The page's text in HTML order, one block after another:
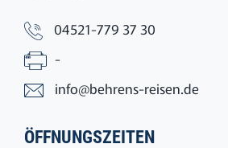
04521-779 37 30
-
info@behrens-reisen.de
ÖFFNUNGSZEITEN